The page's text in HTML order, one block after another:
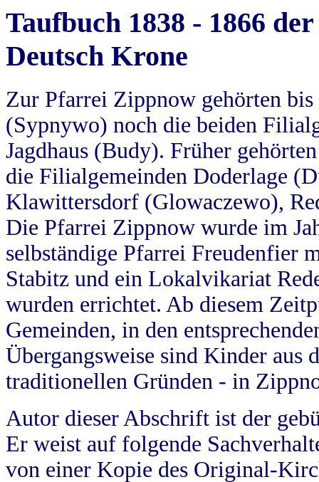
Taufbuch 1838 - 1866
Deutsch Krone
Zur Pfarrei Zippnow gehörten
(Sypnywo) noch die beiden
Jagdhaus (Budy). Früher
die Filialgemeinden Doderlage
Klawittersdorf (Glowaczewo),
Die Pfarrei Zippnow wurde im
selbständige Pfarrei Freudenfier
Stabitz und ein Lokalvikariat
wurden errichtet. Ab diesem
Gemeinden, in den
Übergangsweise sind Kinder aus
traditionellen Gründen - in
Autor dieser Abschrift ist der
Er weist auf folgende
von einer Kopie des Original-